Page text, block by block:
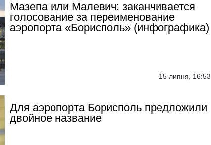
Мазепа или Малевич: заканчивается
голосование за переименование
аэропорта «Борисполь» (инфографика)
15 липня, 16:53
Для аэропорта Борисполь предложили
двойное название